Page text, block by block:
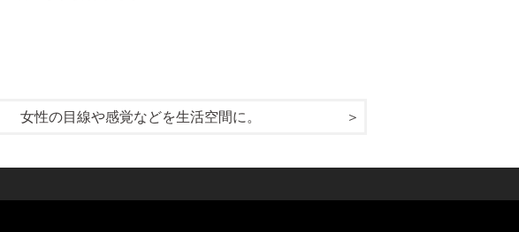
女性の目線や感覚などを生活空間に。